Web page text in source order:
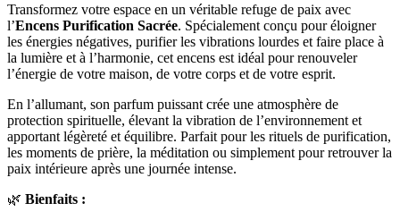
Transformez votre espace en un véritable refuge de paix avec
l’Encens Purification Sacrée. Spécialement conçu pour éloigner
les énergies négatives, purifier les vibrations lourdes et faire place à
la lumière et à l’harmonie, cet encens est idéal pour renouveler
l’énergie de votre maison, de votre corps et de votre esprit.
En l’allumant, son parfum puissant crée une atmosphère de
protection spirituelle, élevant la vibration de l’environnement et
apportant légèreté et équilibre. Parfait pour les rituels de purification,
les moments de prière, la méditation ou simplement pour retrouver la
paix intérieure après une journée intense.
🌿 Bienfaits :